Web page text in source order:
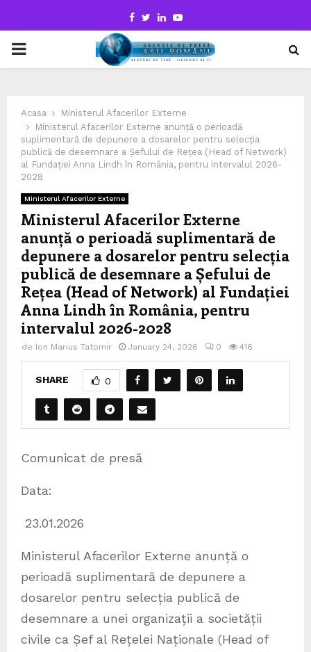
Facebook
TwitterLinkedinYoutube
PRIMARY
Acasa
Ministerul Afacerilor Externe
Ministerul Afacerilor Externe anunță o perioadă
suplimentară de depunere a dosarelor pentru selecția
publică de desemnare a Șefului de Rețea (Head of Network)
al Fundației Anna Lindh în România, pentru intervalul 2026-
2028
Ministerul Afacerilor Externe
Ministerul Afacerilor Externe
anunță o perioadă suplimentară de
depunere a dosarelor pentru selecția
publică de desemnare a Șefului de
Rețea (Head of Network) al Fundației
Anna Lindh în România, pentru
intervalul 2026-2028
de Ion Marius Tatomir January 24, 2026 0 416
SHARE 0
Comunicat de presă
Data:
23.01.2026
Ministerul Afacerilor Externe anunță o
perioadă suplimentară de depunere a
dosarelor pentru selecția publică de
desemnare a unei organizații a societății
civile ca Șef al Rețelei Naționale (Head of